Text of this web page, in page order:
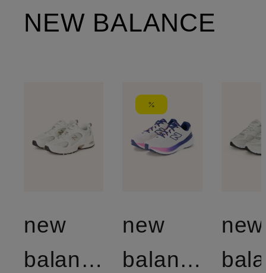
NEW BALANCE
new
balance
new
balance
new